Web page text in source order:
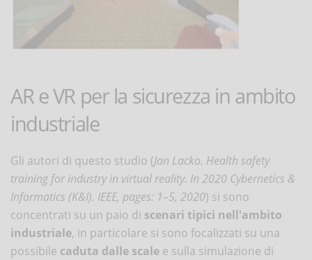
AR e VR per la sicurezza in ambito
industriale
Gli autori di questo studio (Jan Lacko. Health safety
training for industry in virtual reality. In 2020 Cybernetics &
Informatics (K&I). IEEE, pages: 1–5, 2020) si sono
concentrati su un paio di scenari tipici nell'ambito
industriale, in particolare si sono focalizzati su una
possibile caduta dalle scale e sulla simulazione di